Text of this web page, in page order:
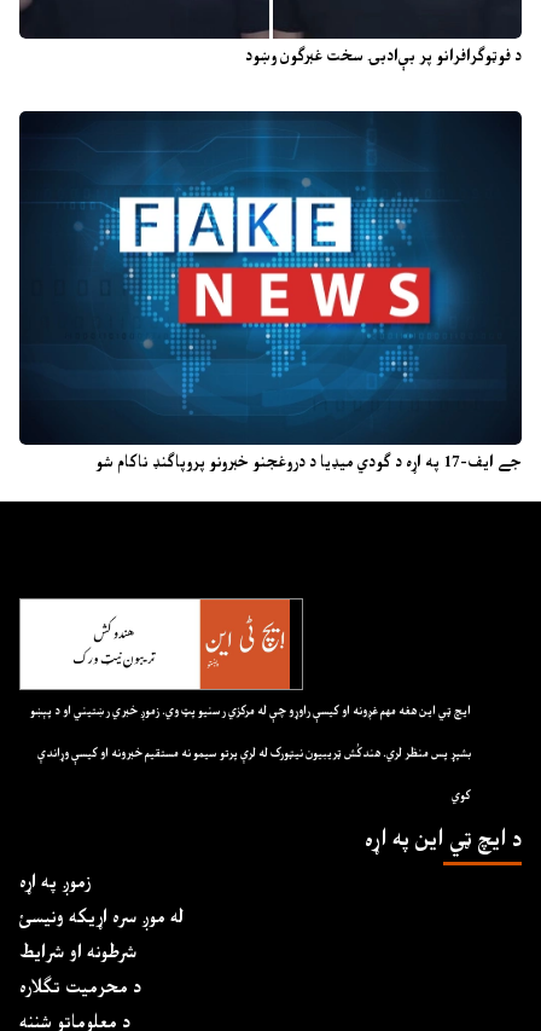
د فوټوګرافرانو پر بې‌ادبۍ سخت غبرګون وښود
جے ایف-17 په اړه د ګودي میډیا د دروغجنو خبرونو پروپاګنډ ناکام شو
ايچ ټي اين هغه مهم غږونه او کيسې راوړو چې له مرکزي رسنيو پټ وي. زموږ خبري رښتيني او د پېښو
بشپړ پس منظر لري. هندکُش ټريبيون نيټورک له لرې پرتو سيمو نه مستقيم خبرونه او کيسې وړاندې
کوي
د ايچ ټي اين په اړه
زموږ په اړه
له موږ سره اړیکه ونیسئ
شرطونه او شرایط
د محرمیت تګلاره
د معلوماتو شننه